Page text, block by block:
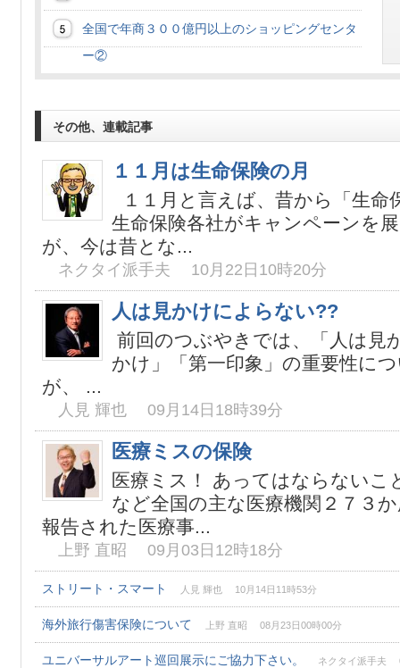
全国で年商３００億円以上のショッピングセンタ
ー②
その他、連載記事
１１月は生命保険の月
１１月と言えば、昔から「生命
生命保険各社がキャンペーンを
が、今は昔とな...
ネクタイ派手夫 10月22日10時20分
人は見かけによらない??
前回のつぶやきでは、「人は見
かけ」「第一印象」の重要性に
が、 ...
人見 輝也 09月14日18時39分
医療ミスの保険
医療ミス！ あってはならないこ
など全国の主な医療機関２７３
報告された医療事...
上野 直昭 09月03日12時18分
ストリート・スマート 人見 輝也 10月14日11時53分
海外旅行傷害保険について 上野 直昭 08月23日00時00分
ユニバーサルアート巡回展示にご協力下さい。 ネクタイ派手夫